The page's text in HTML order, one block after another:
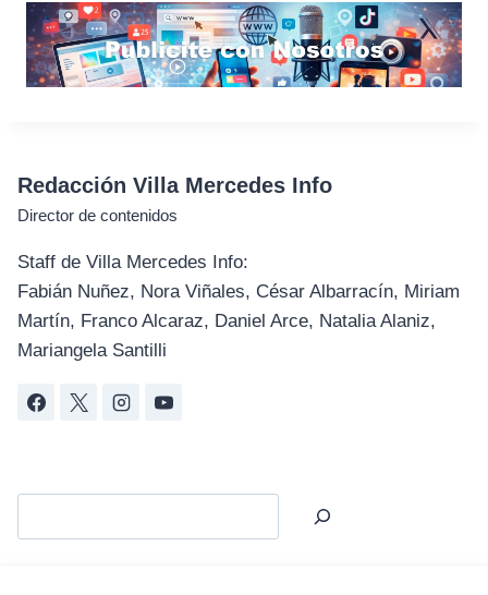
Redacción Villa Mercedes Info
Director de contenidos
Staff de Villa Mercedes Info:
Fabián Nuñez, Nora Viñales, César Albarracín, Miriam
Martín, Franco Alcaraz, Daniel Arce, Natalia Alaniz,
Mariangela Santilli